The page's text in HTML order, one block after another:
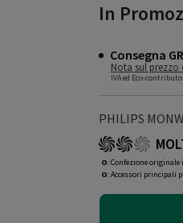
In
Consegna
Nota sul prezzo
IVA ed Eco-
PHILIPS
O: Confezione originale
O: Accessori principali